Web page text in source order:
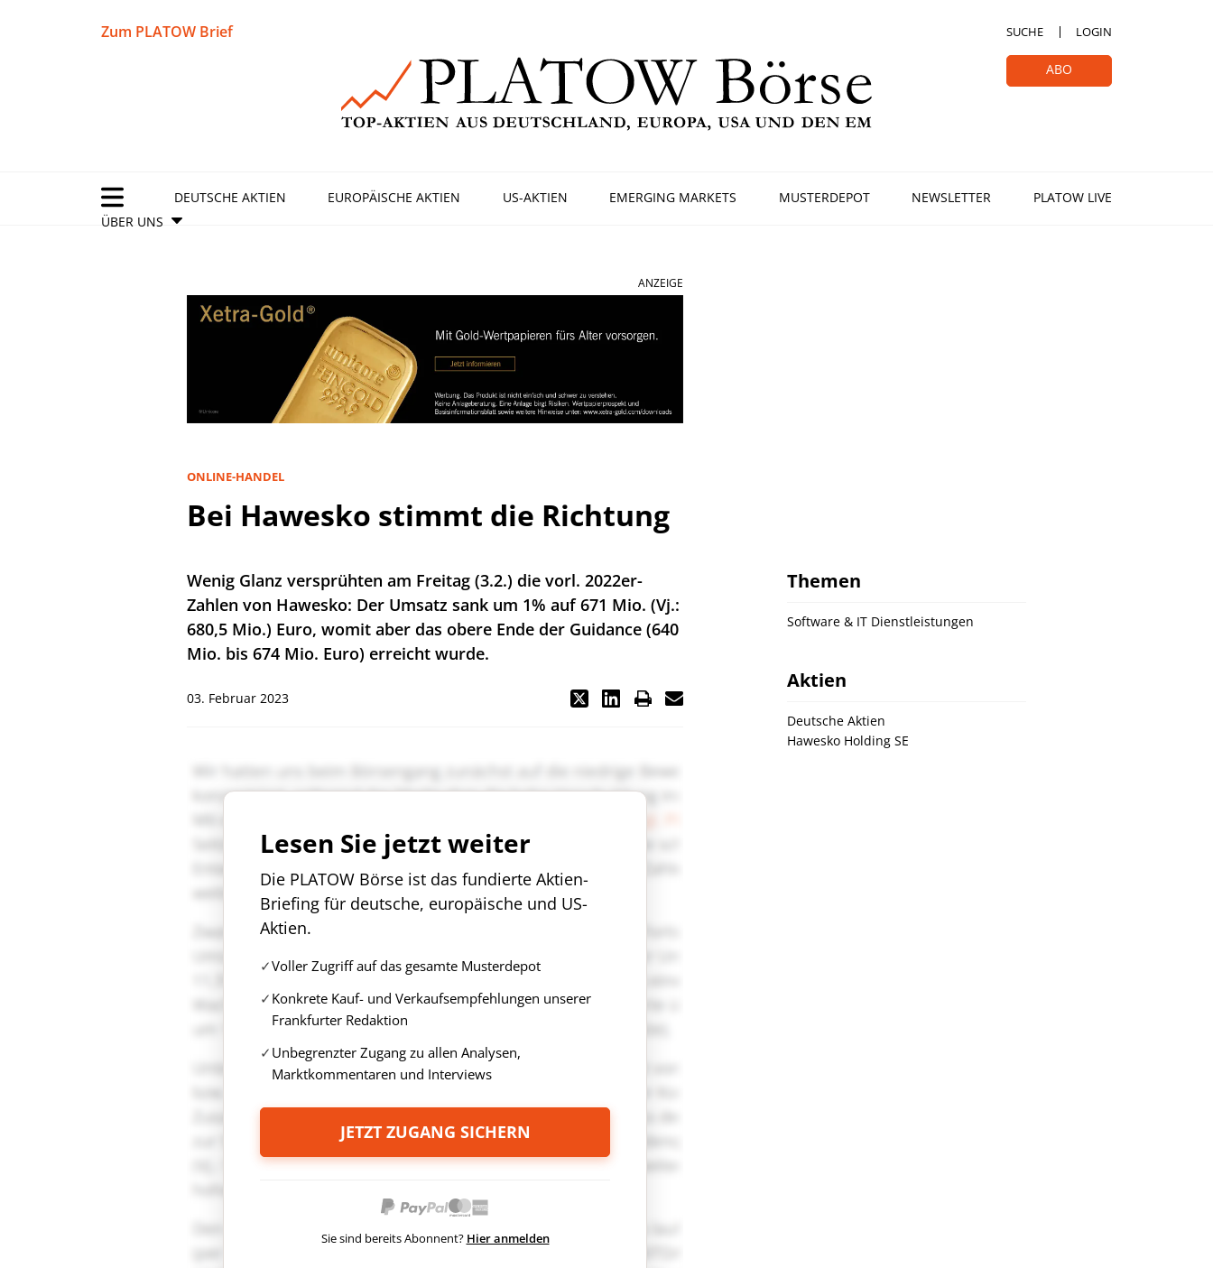
Zum PLATOW Brief SUCHE LOGIN
ABO
DEUTSCHE AKTIEN EUROPÄISCHE AKTIEN US-AKTIEN EMERGING MARKETS MUSTERDEPOT NEWSLETTER
PLATOW LIVE
ÜBER UNS
ANZEIGE
ONLINE-HANDEL
Bei Hawesko stimmt die Richtung
Wenig Glanz versprühten am Freitag (3.2.) die vorl. 2022er-
Zahlen von Hawesko: Der Umsatz sank um 1% auf 671 Mio. (Vj.:
680,5 Mio.) Euro, womit aber das obere Ende der Guidance (640
Mio. bis 674 Mio. Euro) erreicht wurde.
03. Februar 2023
Lesen Sie jetzt weiter
Die PLATOW Börse ist das fundierte Aktien-
Briefing für deutsche, europäische und US-
Aktien.
Voller Zugriff auf das gesamte Musterdepot
Konkrete Kauf- und Verkaufsempfehlungen unserer
Frankfurter Redaktion
Unbegrenzter Zugang zu allen Analysen,
Marktkommentaren und Interviews
JETZT ZUGANG SICHERN
Sie sind bereits Abonnent? Hier anmelden
Themen
Software & IT Dienstleistungen
Aktien
Deutsche Aktien
Hawesko Holding SE